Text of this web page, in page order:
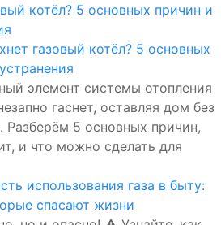
газовый котёл? 5 основных
элемент системы отопления
гаснет, оставляя дом без
Разберём 5 основных причин,
и что можно сделать для
использования газа в быту:
спасают жизни